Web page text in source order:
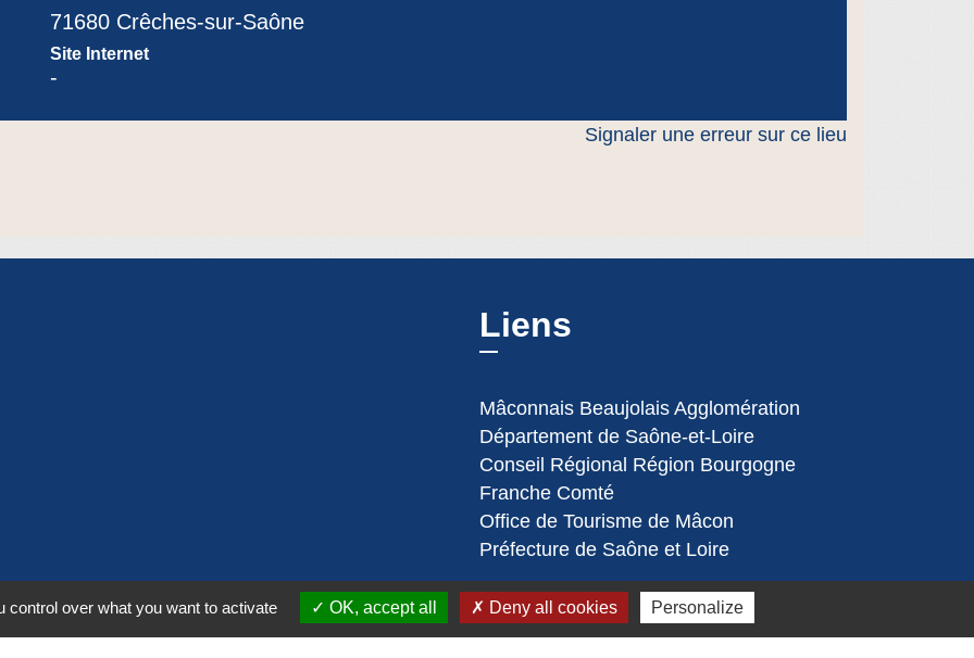
71680 Crêches-sur-Saône
Site Internet
-
Signaler une erreur sur ce lieu
Liens
Mâconnais Beaujolais Agglomération
Département de Saône-et-Loire
Conseil Régional Région Bourgogne
Franche Comté
Office de Tourisme de Mâcon
Préfecture de Saône et Loire
over what you want to activate OK, accept all Deny all cookies Personalize